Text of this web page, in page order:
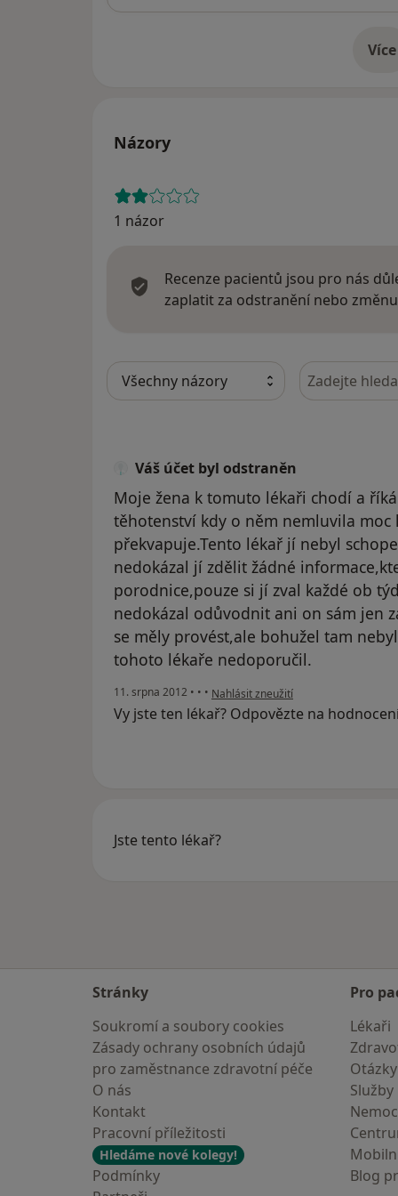
Více
o
Názory
1 názor
Recenze pacientů jsou pro nás
zaplatit za odstranění nebo
Hledejte v
Váš účet byl odstraněn
Moje žena k tomuto lékaři chodí a
těhotenství kdy o něm nemluvila moc
překvapuje.Tento lékař jí nebyl
nedokázal jí zdělit žádné
porodnice,pouze si jí zval každé ob
nedokázal odůvodnit ani on sám jen
se měly provést,ale bohužel tam
tohoto lékaře nedoporučil.
11. srpna 2012 • • • podle názoru uživatele Váš účet byl
Nahlásit zneužití
Vy jste ten lékař? Odpovězte na
Jste tento lékař?
Stránky
Soukromí a soubory cookies
Zásady ochrany osobních údajů
pro zaměstnance zdravotní péče
O nás
Kontakt
Pracovní příležitosti
Hledáme nové kolegy!
Podmínky
Pro
Lékaři
Služby
Blog